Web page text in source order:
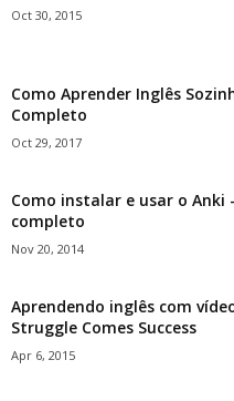
Oct 30, 2015
Como Aprender Inglês
Completo
Oct 29, 2017
Como instalar e usar o Anki
completo
Nov 20, 2014
Aprendendo inglês com
Struggle Comes Success
Apr 6, 2015